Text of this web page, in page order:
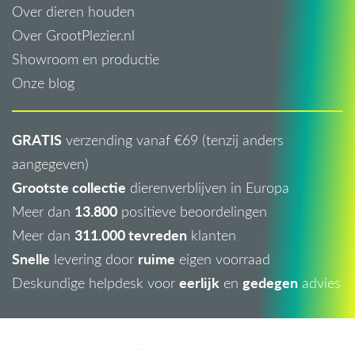
Over dieren houden
Over GrootPlezier.nl
Showroom en productie
Onze blog
GRATIS verzending vanaf €69 (tenzij anders
aangegeven)
Grootste collectie dierenverblijven in Europa
Meer dan 13.800 positieve beoordelingen
Meer dan 311.000 tevreden klanten
Snelle levering door ruime eigen voorraad
Deskundige helpdesk voor eerlijk en gedegen advies